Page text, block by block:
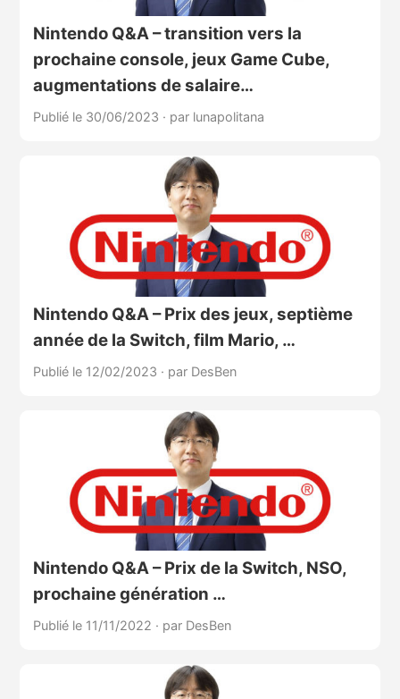
Nintendo Q&A – transition vers la
prochaine console, jeux Game Cube,
augmentations de salaire…
Publié le 30/06/2023 · par lunapolitana
Nintendo Q&A – Prix des jeux, septième
année de la Switch, film Mario, …
Publié le 12/02/2023 · par DesBen
Nintendo Q&A – Prix de la Switch, NSO,
prochaine génération …
Publié le 11/11/2022 · par DesBen